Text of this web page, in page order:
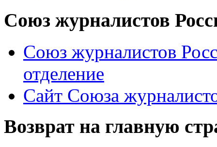
Союз журналистов
Союз журналистов
отделение
Сайт Союза
Возврат на главную